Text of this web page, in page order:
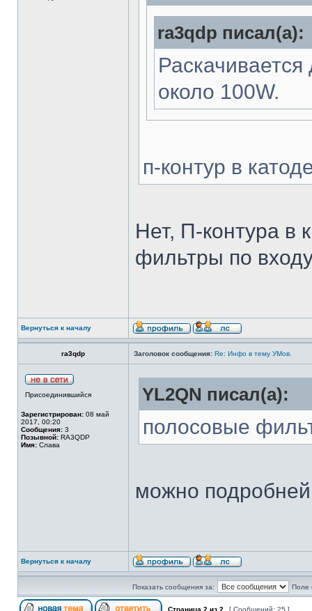
ra3qdp писал(а):
около 100W.
п-контур в
Нет, П-контура в
фильтры по
Вернуться к началу
ra3qdp Заголовок сообщения: Re: Инфо в тему УМов.
Присоединившийся
Зарегистрирован: 08 май
2017, 00:20
Сообщения: 3
Позывной: RA3QDP
Имя: Слава
YL2QN писал(а):
полосовые
можно
Вернуться к началу
Показать сообщения за: Поле
Страница 2 из 2 [ Сообщений: 25 ]